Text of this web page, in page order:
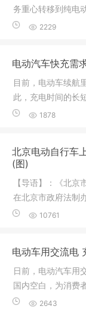
务重心转移到纯电
车(PHV)2229
电动汽车快充需
目前，电动车续航
此，充电时间的长
源产业的不
1878
北京电动自行车
(图)
【导语】：《北
在北京市政府法制
车、残疾人
10761
电动车用交流电
日前，电动汽车用
国内空白，为消费
了我国新2643